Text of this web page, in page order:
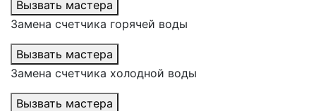
Вызвать мастера
Замена счетчика горячей воды
Вызвать мастера
Замена счетчика холодной воды
Вызвать мастера